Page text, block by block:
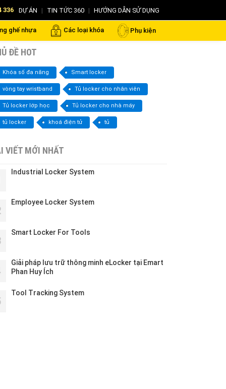
336 DỰ ÁN | TIN TỨC 360 | HƯỚNG DẪN SỬ DỤNG
ghế nhựa Các loại khóa Phụ kiện
ĐỀ HOT
Khóa số đa năng Smart locker
vòng tay wristband Tủ locker cho nhân viên
Tủ locker lớp học Tủ locker cho nhà máy
tủ locker khoá điện tử tủ
VIẾT MỚI NHẤT
Industrial Locker System
Employee Locker System
Smart Locker For Tools
Giải pháp lưu trữ thông minh eLocker tại Emart
Phan Huy Ích
Tool Tracking System